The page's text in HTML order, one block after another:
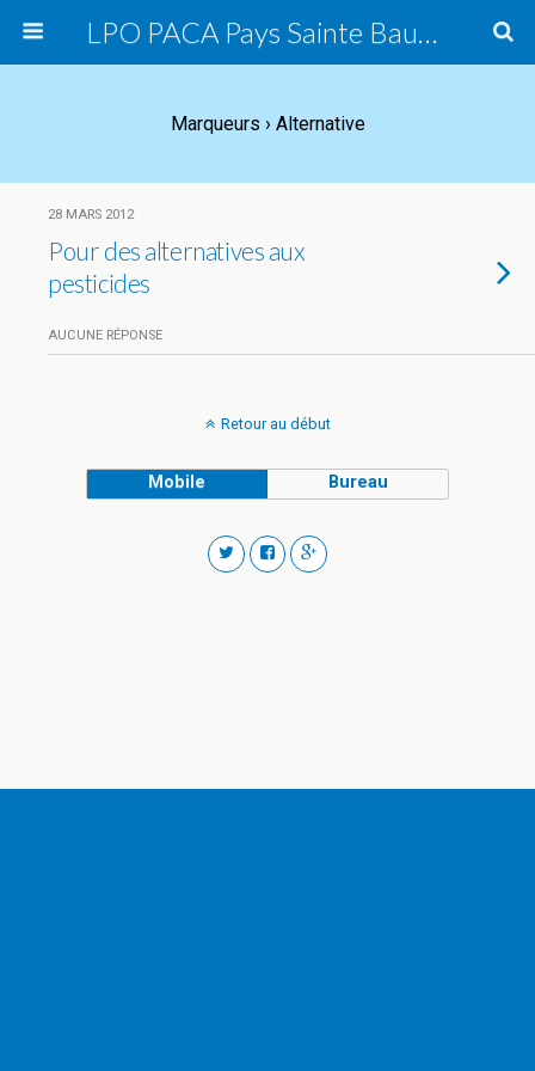
LPO PACA Pays Sainte Baume, groupe local
Marqueurs › Alternative
28 MARS 2012
Pour des alternatives aux
pesticides
AUCUNE RÉPONSE
Retour au début
Mobile Bureau